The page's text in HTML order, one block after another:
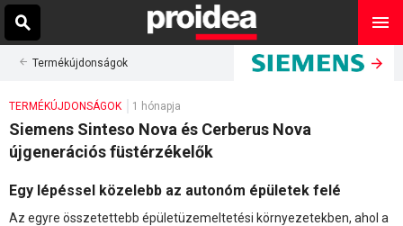
Termékújdonságok
TERMÉKÚJDONSÁGOK 1 hónapja
Siemens Sinteso Nova és Cerberus Nova
újgenerációs füstérzékelők
Egy lépéssel közelebb az autonóm épületek felé
Az egyre összetettebb épületüzemeltetési környezetekben, ahol a